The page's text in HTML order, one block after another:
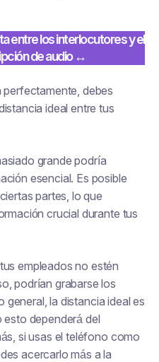
entre los interlocutores y el
de audio ↔️
perfectamente, debes
ideal entre tus
grande podría
esencial. Es posible
partes, lo que
crucial durante tus
empleados no estén
podrían grabarse los
general, la distancia ideal es
dependerá del
si usas el teléfono como
acercarlo más a la